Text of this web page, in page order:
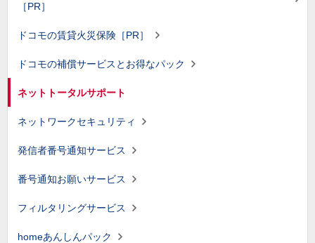
［PR］
ドコモの賃貸火災保険［PR］
ドコモの補償サービスとお得なパック
ネットトータルサポート
ネットワークセキュリティ
発信者番号通知サービス
番号通知お願いサービス
フィルタリングサービス
homeあんしんパック